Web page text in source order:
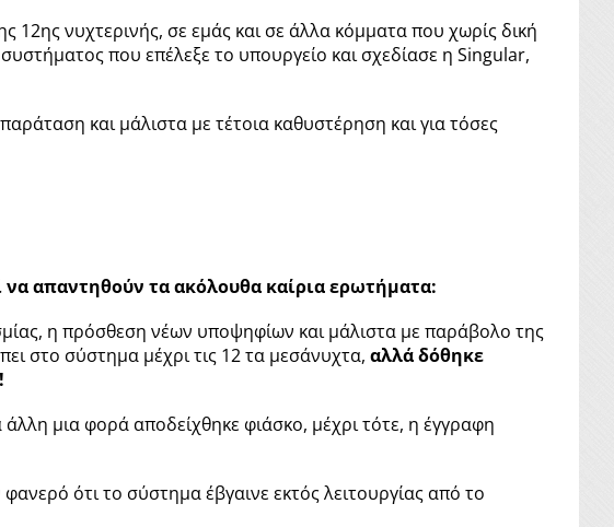
12ηςνυχτερινής, σε εμάς και σε άλλα κόμματα που χωρίς δική
που επέλεξε το υπουργείο και σχεδίασε η Singular,
και μάλιστα με τέτοια καθυστέρηση και για τόσες
απαντηθούν τα ακόλουθα καίρια ερωτήματα:
η πρόσθεση νέων υποψηφίων και μάλιστα με παράβολο της
στο σύστημα μέχρι τις 12 τα μεσάνυχτα, αλλά δόθηκε
μια φορά αποδείχθηκε φιάσκο, μέχρι τότε, η έγγραφη
ότι το σύστημα έβγαινε εκτός λειτουργίας από το